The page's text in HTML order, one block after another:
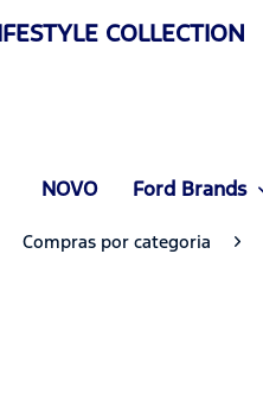
COLLECTION
NOVO Ford Brands
Compras por categoria